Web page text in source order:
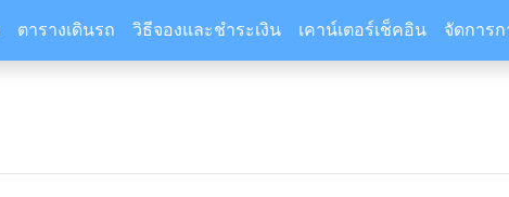
ตารางเดินรถ วิธีจองและชำระเงิน เคาน์เตอร์เช็คอิน จัดการก